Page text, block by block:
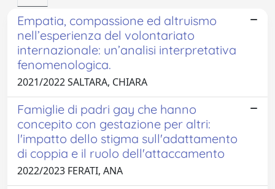
Empatia, compassione ed altruismo
nell’esperienza del volontariato
internazionale: un’analisi interpretativa
fenomenologica.
2021/2022 SALTARA, CHIARA
Famiglie di padri gay che hanno
concepito con gestazione per altri:
l'impatto dello stigma sull'adattamento
di coppia e il ruolo dell'attaccamento
2022/2023 FERATI, ANA